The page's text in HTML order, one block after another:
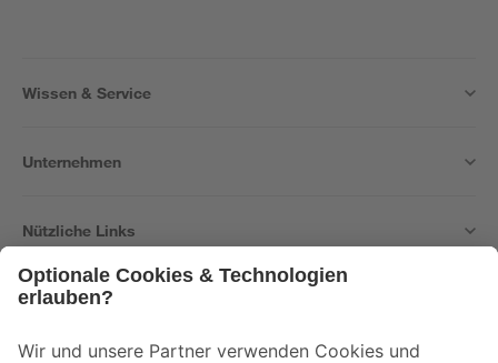
Wissen & Service
Unternehmen
Nützliche Links
Der toom Newsletter: Keine Angebote und Aktionen mehr verpassen!